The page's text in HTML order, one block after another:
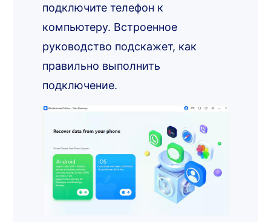
подключите телефон к
компьютеру. Встроенное
руководство подскажет, как
правильно выполнить
подключение.